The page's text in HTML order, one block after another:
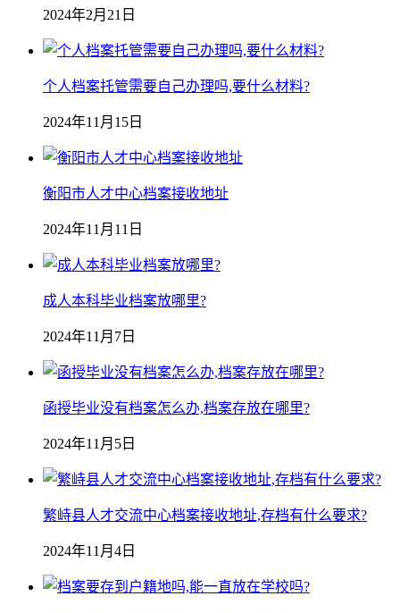
2024年2月21日
个人档案托管需要自己办理吗,要什么材料?
2024年11月15日
衡阳市人才中心档案接收地址
2024年11月11日
成人本科毕业档案放哪里?
2024年11月7日
函授毕业没有档案怎么办,档案存放在哪里?
2024年11月5日
繁峙县人才交流中心档案接收地址,存档有什么要求?
2024年11月4日